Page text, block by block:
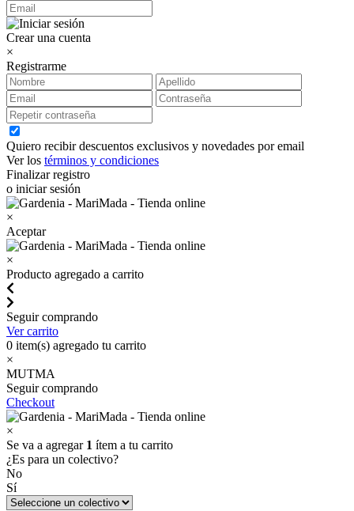
Crear una cuenta
×
Registrarme
Quiero recibir descuentos exclusivos y novedades por email
Ver los términos y condiciones
Finalizar registro
o iniciar sesión
×
Aceptar
×
Producto agregado a carrito
Seguir comprando
Ver carrito
0 item(s) agregado tu carrito
×
MUTMA
Seguir comprando
Checkout
×
Se va a agregar 1 ítem a tu carrito
¿Es para un colectivo?
No
Sí